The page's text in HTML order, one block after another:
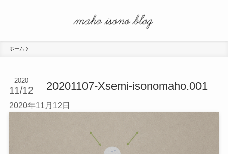
ホーム
20201107-Xsemi-isonomaho.001
2020
11/12
2020年11月12日